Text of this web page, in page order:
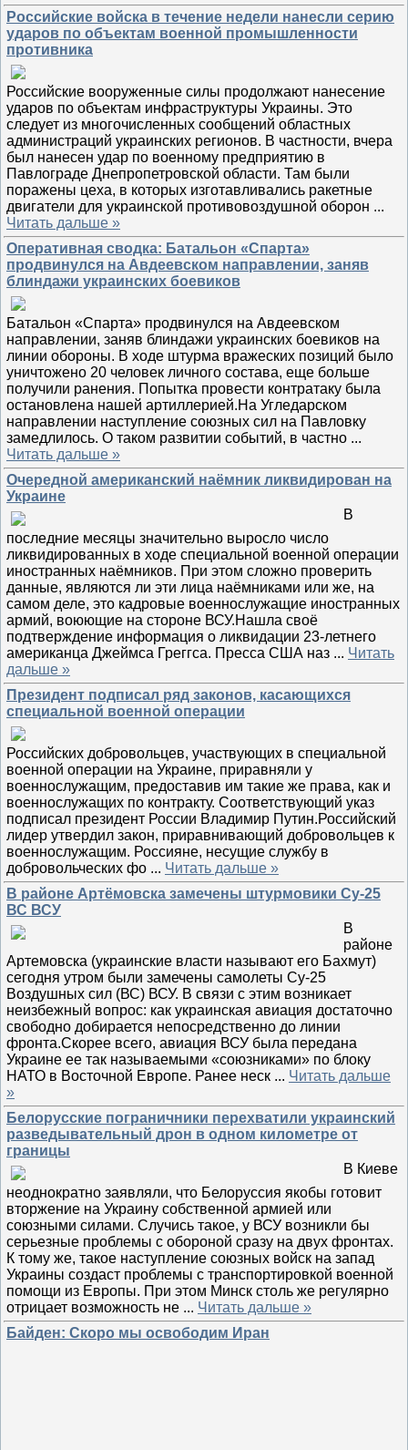
Российские войска в течение недели нанесли серию
ударов по объектам военной промышленности
противника
Российские вооруженные силы продолжают нанесение
ударов по объектам инфраструктуры Украины. Это
следует из многочисленных сообщений областных
администраций украинских регионов. В частности, вчера
был нанесен удар по военному предприятию в
Павлограде Днепропетровской области. Там были
поражены цеха, в которых изготавливались ракетные
двигатели для украинской противовоздушной оборон ...
Читать дальше »
Оперативная сводка: Батальон «Спарта»
продвинулся на Авдеевском направлении, заняв
блиндажи украинских боевиков
Батальон «Спарта» продвинулся на Авдеевском
направлении, заняв блиндажи украинских боевиков на
линии обороны. В ходе штурма вражеских позиций было
уничтожено 20 человек личного состава, еще больше
получили ранения. Попытка провести контратаку была
остановлена нашей артиллерией.На Угледарском
направлении наступление союзных сил на Павловку
замедлилось. О таком развитии событий, в частно ...
Читать дальше »
Очередной американский наёмник ликвидирован на
Украине
В
последние месяцы значительно выросло число
ликвидированных в ходе специальной военной операции
иностранных наёмников. При этом сложно проверить
данные, являются ли эти лица наёмниками или же, на
самом деле, это кадровые военнослужащие иностранных
армий, воюющие на стороне ВСУ.Нашла своё
подтверждение информация о ликвидации 23-летнего
американца Джеймса Греггса. Пресса США наз ... Читать
дальше »
Президент подписал ряд законов, касающихся
специальной военной операции
Российских добровольцев, участвующих в специальной
военной операции на Украине, приравняли у
военнослужащим, предоставив им такие же права, как и
военнослужащих по контракту. Соответствующий указ
подписал президент России Владимир Путин.Российский
лидер утвердил закон, приравнивающий добровольцев к
военнослужащим. Россияне, несущие службу в
добровольческих фо ... Читать дальше »
В районе Артёмовска замечены штурмовики Су-25
ВС ВСУ
В
районе
Артемовска (украинские власти называют его Бахмут)
сегодня утром были замечены самолеты Су-25
Воздушных сил (ВС) ВСУ. В связи с этим возникает
неизбежный вопрос: как украинская авиация достаточно
свободно добирается непосредственно до линии
фронта.Скорее всего, авиация ВСУ была передана
Украине ее так называемыми «союзниками» по блоку
НАТО в Восточной Европе. Ранее неск ... Читать дальше
»
Белорусские пограничники перехватили украинский
разведывательный дрон в одном километре от
границы
В Киеве
неоднократно заявляли, что Белоруссия якобы готовит
вторжение на Украину собственной армией или
союзными силами. Случись такое, у ВСУ возникли бы
серьезные проблемы с обороной сразу на двух фронтах.
К тому же, такое наступление союзных войск на запад
Украины создаст проблемы с транспортировкой военной
помощи из Европы. При этом Минск столь же регулярно
отрицает возможность не ... Читать дальше »
Байден: Скоро мы освободим Иран